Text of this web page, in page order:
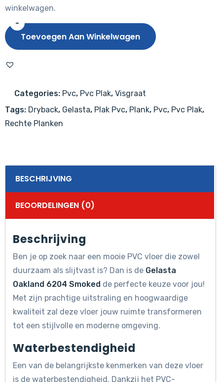
winkelwagen.
-
Gelasta
Oakland
Smoked
Toevoegen Aan Winkelwagen
Categories: Pvc, Pvc Plak, Visgraat
Tags: Dryback, Gelasta, Plak Pvc, Plank, Pvc, Pvc Plak,
Rechte Planken
BESCHRIJVING
BEOORDELINGEN (0)
Beschrijving
Ben je op zoek naar een mooie PVC vloer die zowel
duurzaam als slijtvast is? Dan is de Gelasta
Oakland 6204 Smoked de perfecte keuze voor jou!
Met zijn prachtige uitstraling en hoogwaardige
kwaliteit zal deze vloer jouw ruimte transformeren
tot een stijlvolle en moderne omgeving.
Waterbestendigheid
Een van de belangrijkste kenmerken van deze vloer
is de waterbestendigheid. Dankzij het PVC-